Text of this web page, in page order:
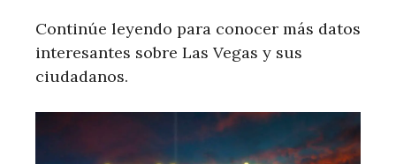
Continúe leyendo para conocer más datos
interesantes sobre Las Vegas y sus
ciudadanos.